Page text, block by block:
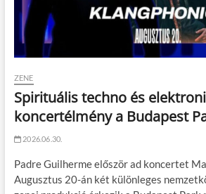
ZENE
Spirituális techno és
koncertélmény a Budapest
2026.06.30.
Padre Guilherme először ad koncertet
Augusztus 20-án két különleges